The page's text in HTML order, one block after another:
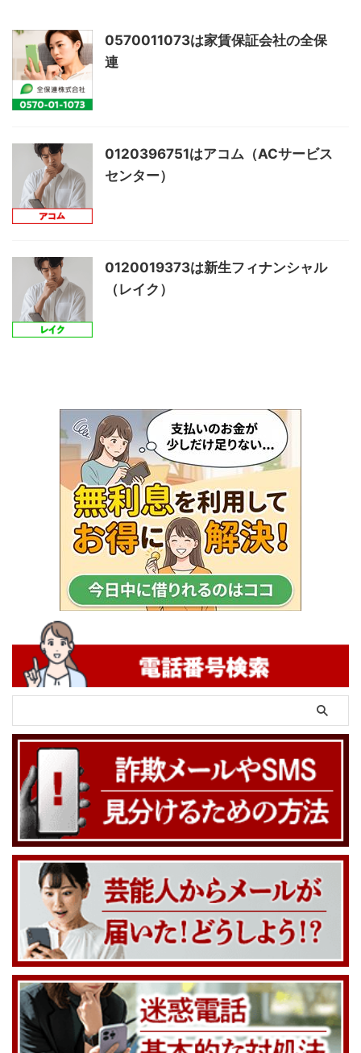
0570011073は家賃保証会社の全保
連
0120396751はアコム（ACサービス
センター）
0120019373は新生フィナンシャル
（レイク）